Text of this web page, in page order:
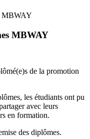
MBWAY
MBWAY
de la promotion
les étudiants ont pu
avec leurs
en formation.
des diplômes.